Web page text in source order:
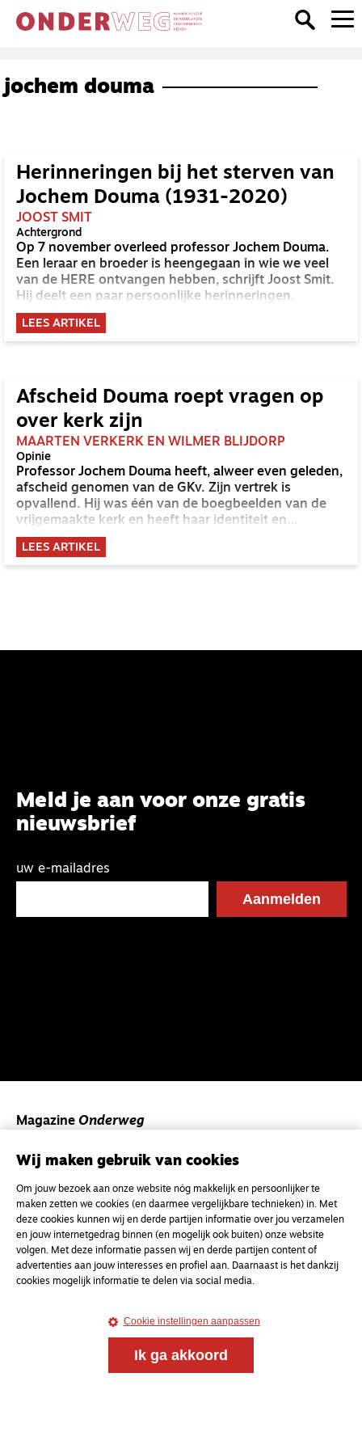
jochem douma
Herinneringen bij het sterven van
Jochem Douma (1931-2020)
JOOST SMIT
Achtergrond
Op 7 november overleed professor Jochem Douma.
Een leraar en broeder is heengegaan in wie we veel
van de HERE ontvangen hebben, schrijft Joost Smit.
Hij deelt een paar persoonlijke herinneringen.
LEES ARTIKEL
Afscheid Douma roept vragen op
over kerk zijn
MAARTEN VERKERK EN WILMER BLIJDORP
Opinie
Professor Jochem Douma heeft, alweer even geleden,
afscheid genomen van de GKv. Zijn vertrek is
opvallend. Hij was één van de boegbeelden van de
vrijgemaakte kerk en heeft haar identiteit en
functioneren in hoge mate bepaald. Zijn vertrek is
ook meer dan een incident. Het gaat ten diepste om
de vraag hoe je kerk wilt zijn in een veranderende
LEES ARTIKEL
Meld je aan voor onze gratis
nieuwsbrief
uw e-mailadres
Magazine Onderweg
en gesprek voor christenen onderweg, in het bijzonder
MagazineOnderweg
Kvk-nummer 33277063
NL46 INGB 0117 5827 86
Wij maken gebruik van cookies
Om jouw bezoek aan onze website nóg makkelijk en persoonlijker te
maken zetten we cookies (en daarmee vergelijkbare technieken) in. Met
deze cookies kunnen wij en derde partijen informatie over jou verzamelen
en jouw internetgedrag binnen (en mogelijk ook buiten) onze website
volgen. Met deze informatie passen wij en derde partijen content of
advertenties aan jouw interesses en profiel aan. Daarnaast is het dankzij
cookies mogelijk informatie te delen via social media.
Cookie instellingen aanpassen
Ik ga akkoord